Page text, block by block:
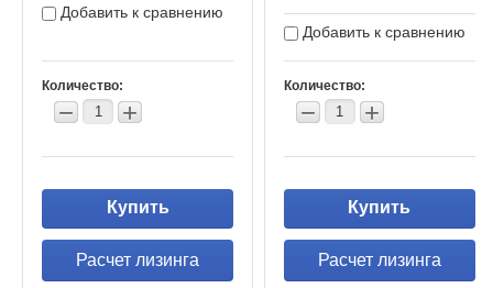
Добавить к сравнению
Количество:
− +
Купить
Расчет лизинга
Добавить к сравнению
Количество:
− +
Купить
Расчет лизинга